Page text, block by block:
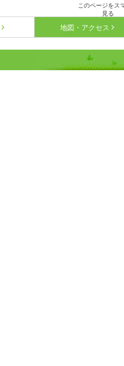
このページをス
見る
地図・アクセス